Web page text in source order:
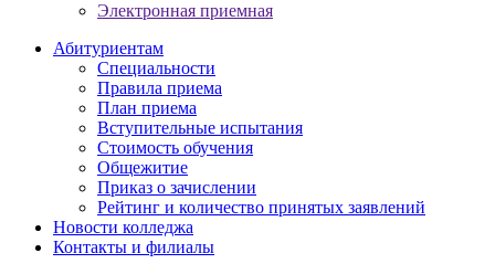
Электронная приемная
Абитуриентам
Специальности
Правила приема
План приема
Вступительные испытания
Стоимость обучения
Общежитие
Приказ о зачислении
Рейтинг и количество принятых заявлений
Новости колледжа
Контакты и филиалы